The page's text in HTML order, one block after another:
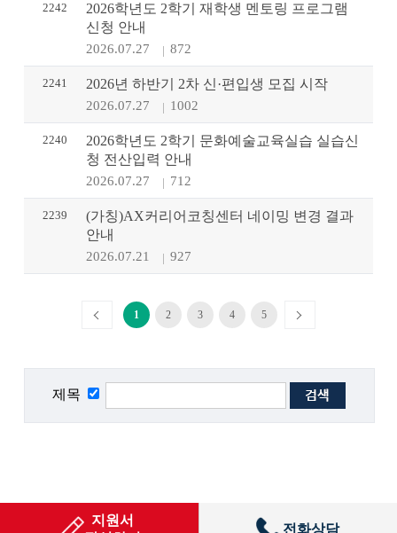
2242
2026학년도 2학기 재학생 멘토링 프로그램
신청 안내
2026.07.27 872
2241 2026년 하반기 2차 신·편입생 모집 시작
2026.07.27 1002
2240
2026학년도 2학기 문화예술교육실습 실습신
청 전산입력 안내
2026.07.27 712
2239
(가칭)AX커리어코칭센터 네이밍 변경 결과
안내
2026.07.21 927
1 2 3 4 5
제목
지원서
전화상담